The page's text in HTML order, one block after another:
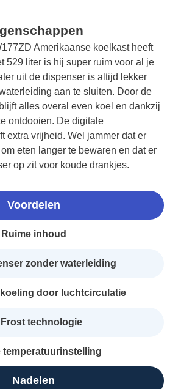
Amerikaanse koelkast heeft
529 liter is hij super ruim voor al je
uit de dispenser is altijd lekker
aan te sluiten. Door de
alles overal even koel en dankzij
ontdooien. De digitale
extra vrijheid. Wel jammer dat er
eten langer te bewaren en dat er
op zit voor koude drankjes.
Voordelen
Ruime inhoud
zonder waterleiding
door luchtcirculatie
Frost technologie
temperatuurinstelling
Nadelen